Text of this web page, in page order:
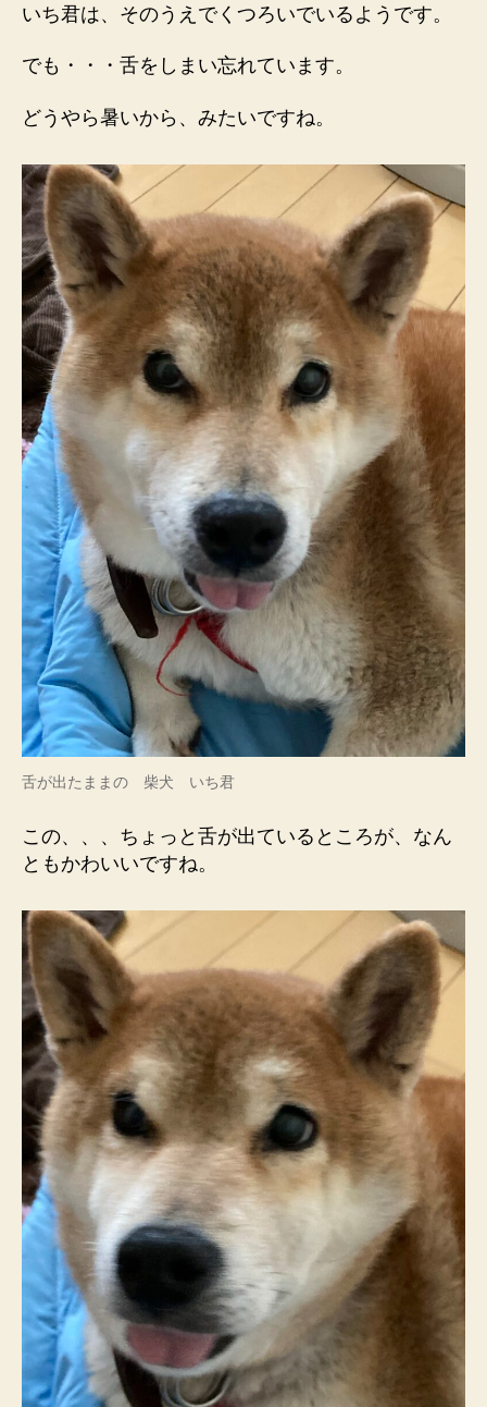
いち君は、そのうえでくつろいでいるようです。
でも・・・舌をしまい忘れています。
どうやら暑いから、みたいですね。
舌が出たままの 柴犬 いち君
この、、、ちょっと舌が出ているところが、なん
ともかわいいですね。